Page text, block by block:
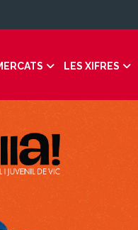
LES XIFRES